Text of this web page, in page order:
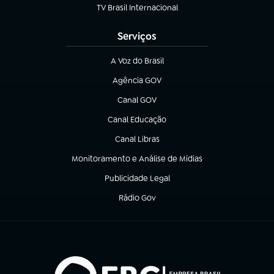
TV Brasil Internacional
(abre em nova aba)
Serviços
A Voz do Brasil
(abre em nova aba)
Agência GOV
(abre em nova aba)
Canal GOV
(abre em nova aba)
Canal Educação
(abre em nova aba)
Canal Libras
(abre em nova aba)
Monitoramento e Análise de Mídias
(abre em nova aba)
Publicidade Legal
(abre em nova aba)
Rádio Gov
(abre em nova aba)